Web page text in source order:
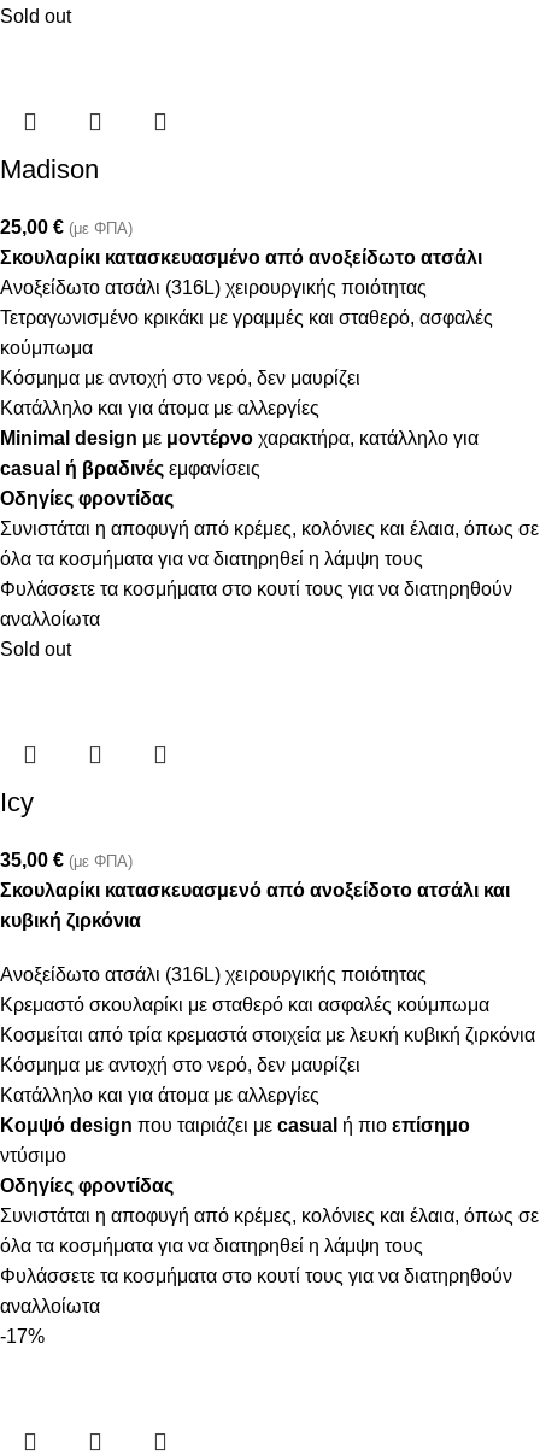
Sold out
Madison
25,00 € (με ΦΠΑ)
Σκουλαρίκι κατασκευασμένο από ανοξείδωτο ατσάλι
Ανοξείδωτο ατσάλι (316L) χειρουργικής ποιότητας
Τετραγωνισμένο κρικάκι με γραμμές και σταθερό, ασφαλές
κούμπωμα
Κόσμημα με αντοχή στο νερό, δεν μαυρίζει
Κατάλληλο και για άτομα με αλλεργίες
Minimal design με μοντέρνο χαρακτήρα, κατάλληλο για
casual ή βραδινές εμφανίσεις
Οδηγίες φροντίδας
Συνιστάται η αποφυγή από κρέμες, κολόνιες και έλαια, όπως σε
όλα τα κοσμήματα για να διατηρηθεί η λάμψη τους
Φυλάσσετε τα κοσμήματα στο κουτί τους για να διατηρηθούν
αναλλοίωτα
Sold out
Icy
35,00 € (με ΦΠΑ)
Σκουλαρίκι κατασκευασμενό από ανοξείδοτο ατσάλι και
κυβική ζιρκόνια
Ανοξείδωτο ατσάλι (316L) χειρουργικής ποιότητας
Κρεμαστό σκουλαρίκι με σταθερό και ασφαλές κούμπωμα
Κοσμείται από τρία κρεμαστά στοιχεία με λευκή κυβική ζιρκόνια
Κόσμημα με αντοχή στο νερό, δεν μαυρίζει
Κατάλληλο και για άτομα με αλλεργίες
Κομψό design που ταιριάζει με casual ή πιο επίσημο
ντύσιμο
Οδηγίες φροντίδας
Συνιστάται η αποφυγή από κρέμες, κολόνιες και έλαια, όπως σε
όλα τα κοσμήματα για να διατηρηθεί η λάμψη τους
Φυλάσσετε τα κοσμήματα στο κουτί τους για να διατηρηθούν
αναλλοίωτα
-17%